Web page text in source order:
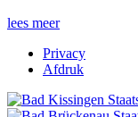
lees meer
Privacy
Afdruk